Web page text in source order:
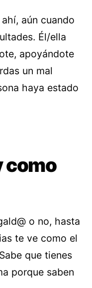
aún cuando
Él/ella
apoyándote
un mal
haya estado
como
o no, hasta
te ve como el
que tienes
porque saben